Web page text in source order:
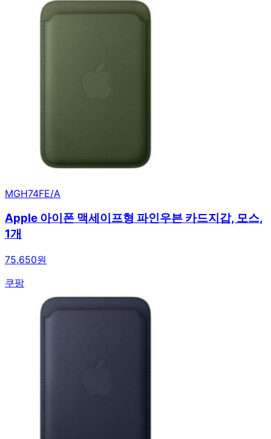
MGH74FE/A
Apple 아이폰 맥세이프형 파인우븐 카드지갑, 모스,
1개
75,650원
쿠팡